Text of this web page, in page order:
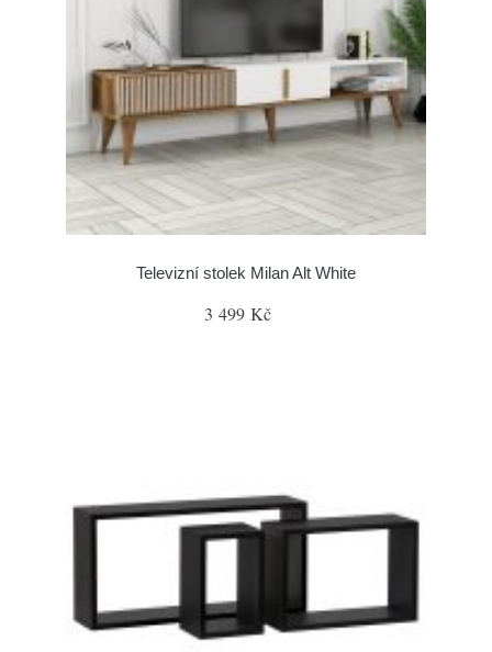
Televizní stolek Milan Alt White
3 499 Kč